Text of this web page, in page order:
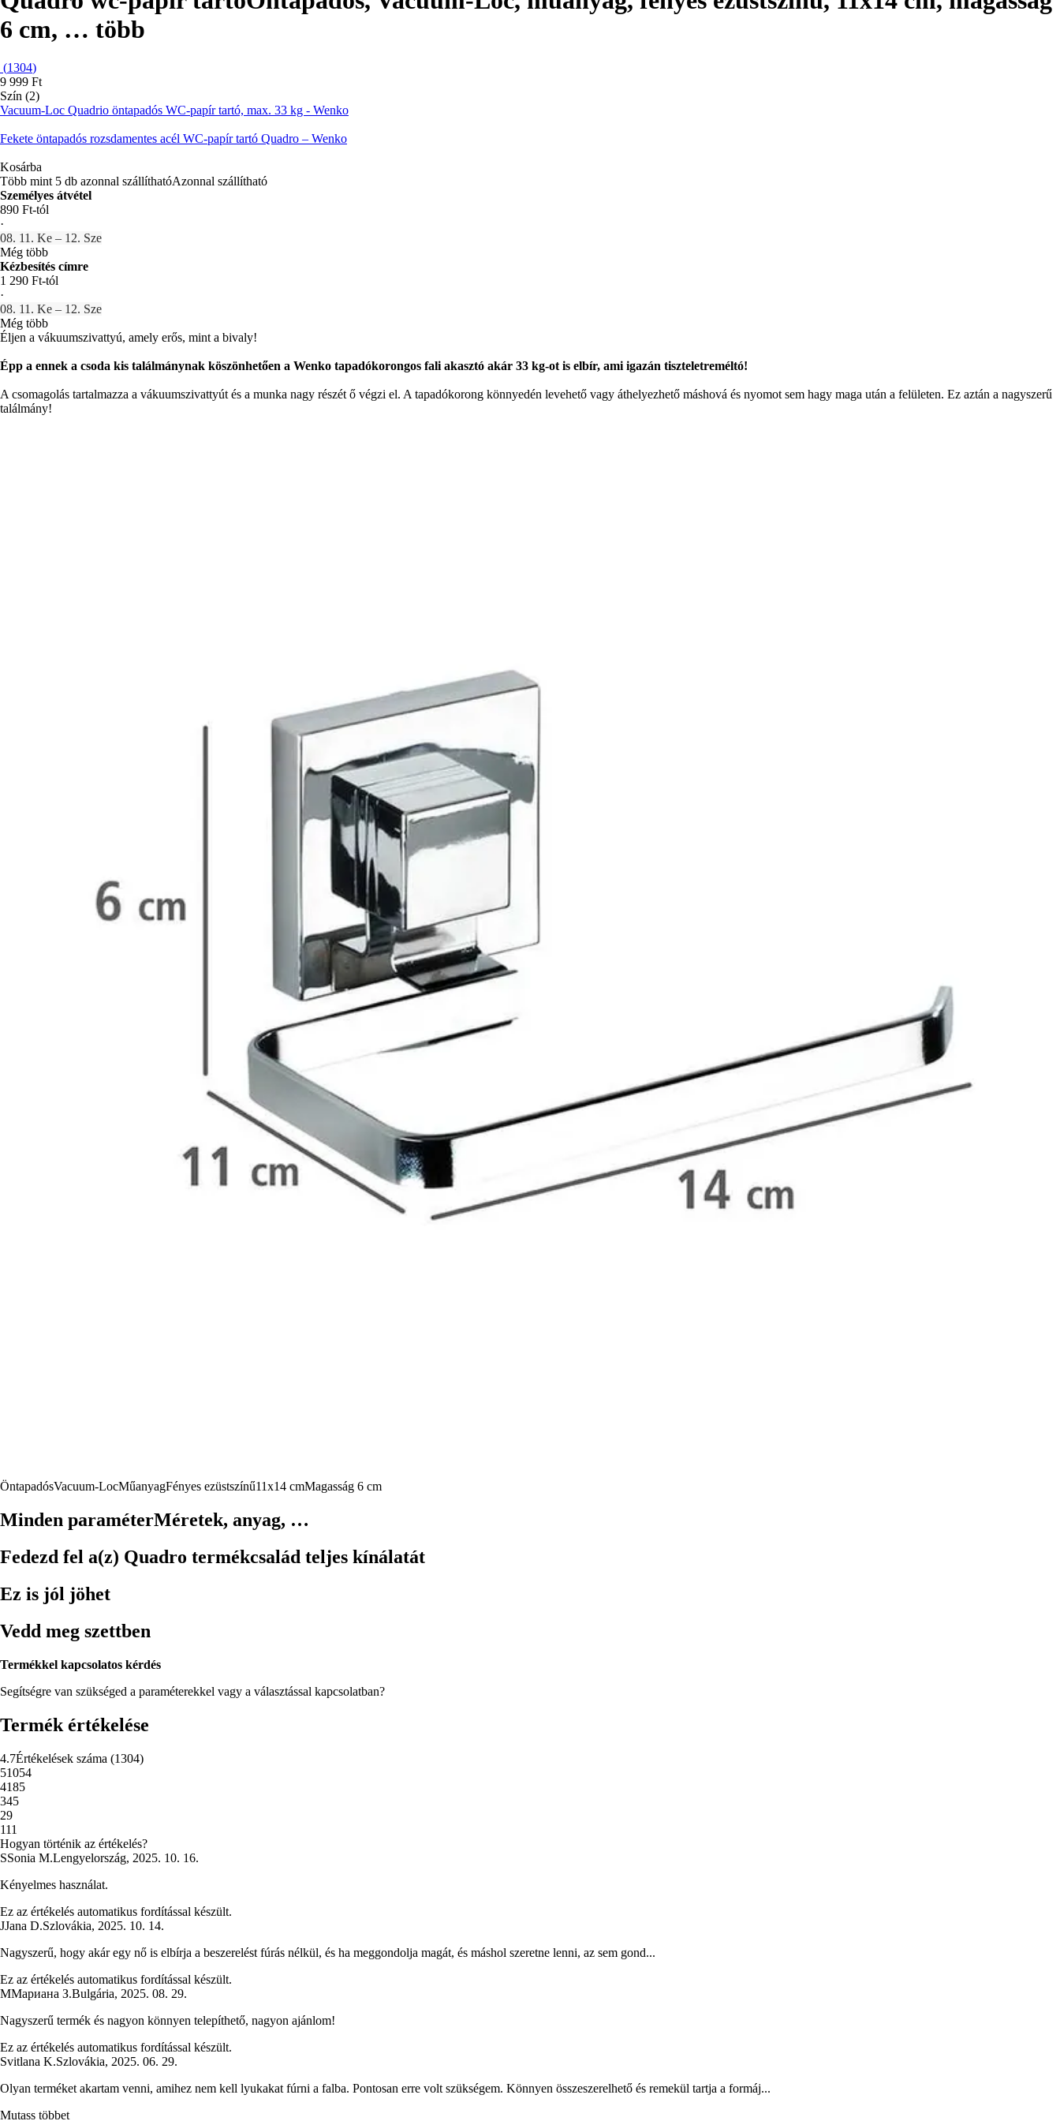
6 cm, … több
(1304)
9 999 Ft
Szín (2)
Vacuum-Loc Quadrio öntapadós WC-papír tartó, max. 33 kg - Wenko
Fekete öntapadós rozsdamentes acél WC-papír tartó Quadro – Wenko
Kosárba
Több mint 5 db azonnal szállíthatóAzonnal szállítható
Személyes átvétel
890 Ft-tól
·
08. 11. Ke – 12. Sze
Még több
Kézbesítés címre
1 290 Ft-tól
·
08. 11. Ke – 12. Sze
Még több
Éljen a vákuumszivattyú, amely erős, mint a bivaly!
Épp a ennek a csoda kis találmánynak köszönhetően a Wenko tapadókorongos fali akasztó akár 33 kg-ot is elbír, ami igazán tiszteletreméltó!
A csomagolás tartalmazza a vákuumszivattyút és a munka nagy részét ő végzi el. A tapadókorong könnyedén levehető vagy áthelyezhető máshová és nyomot sem hagy maga után a felületen. Ez aztán a nagyszerű
találmány!
ÖntapadósVacuum-LocMűanyagFényes ezüstszínű11x14 cmMagasság 6 cm
Minden paraméterMéretek, anyag, …
Fedezd fel a(z) Quadro termékcsalád teljes kínálatát
Ez is jól jöhet
Vedd meg szettben
Termékkel kapcsolatos kérdés
Segítségre van szükséged a paraméterekkel vagy a választással kapcsolatban?
Termék értékelése
4.7Értékelések száma (1304)
51054
4185
345
29
111
Hogyan történik az értékelés?
SSonia M.Lengyelország, 2025. 10. 16.
Kényelmes használat.
Ez az értékelés automatikus fordítással készült.
JJana D.Szlovákia, 2025. 10. 14.
Nagyszerű, hogy akár egy nő is elbírja a beszerelést fúrás nélkül, és ha meggondolja magát, és máshol szeretne lenni, az sem gond...
Ez az értékelés automatikus fordítással készült.
ММариана З.Bulgária, 2025. 08. 29.
Nagyszerű termék és nagyon könnyen telepíthető, nagyon ajánlom!
Ez az értékelés automatikus fordítással készült.
Svitlana K.Szlovákia, 2025. 06. 29.
Olyan terméket akartam venni, amihez nem kell lyukakat fúrni a falba. Pontosan erre volt szükségem. Könnyen összeszerelhető és remekül tartja a formáj...
Mutass többet